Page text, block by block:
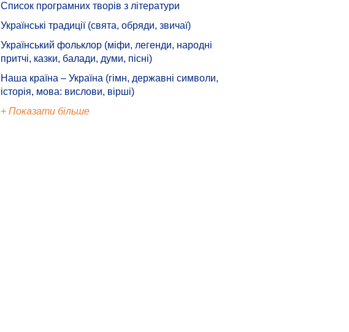
Список програмних творів з літератури
Українські традиції (свята, обряди, звичаї)
Український фольклор (міфи, легенди, народні
притчі, казки, балади, думи, пісні)
Наша країна – Україна (гімн, державні символи,
історія, мова: вислови, вірші)
+ Показати більше